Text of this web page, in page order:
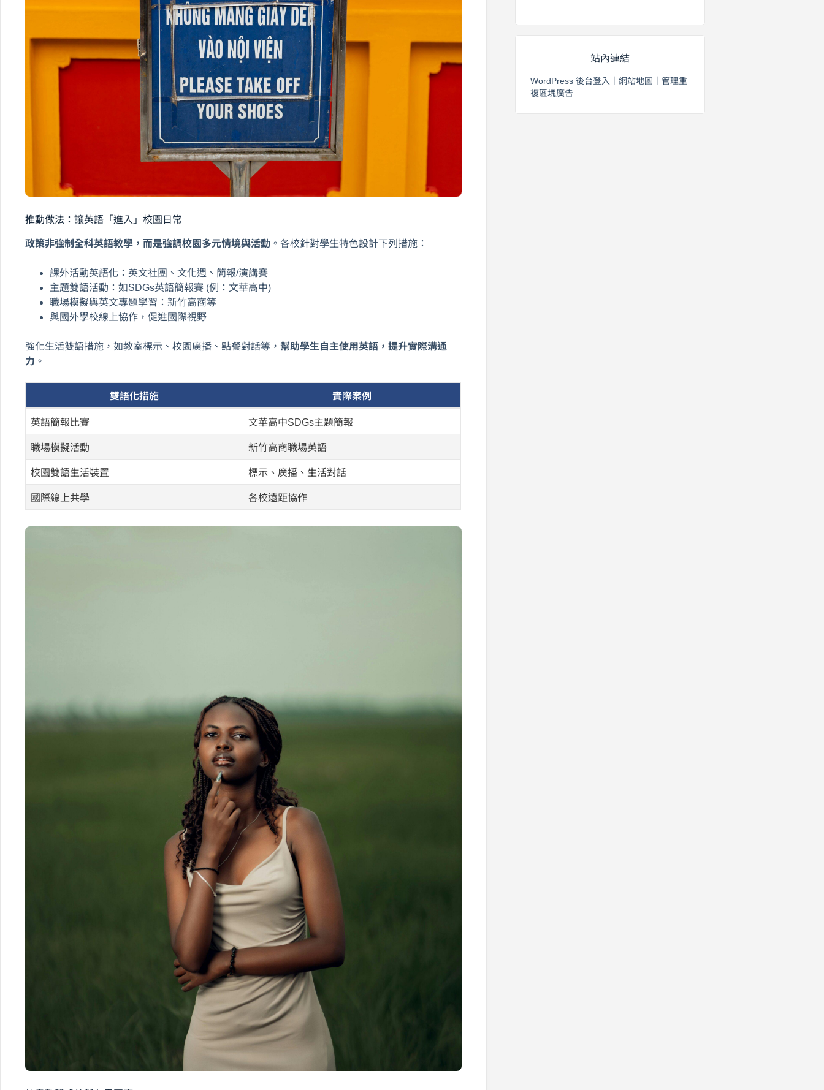
推動做法：讓英語「進入」校園日常
政策非強制全科英語教學，而是強調校園多元情境與活動 。各校針對學生特色設計下列措施：
課外活動英語化：英文社團、文化週、簡報/演講賽
主題雙語活動：如SDGs英語簡報賽 (例：文華高中)
職場模擬與英文專題學習：新竹高商等
與國外學校線上協作，促進國際視野
強化生活雙語措施，如教室標示、校園廣播、點餐對話等， 幫助學生自主使用英語，提升實際溝通
力 。
雙語化措施 實際案例
英語簡報比賽 文華高中SDGs主題簡報
職場模擬活動 新竹高商職場英語
校園雙語生活裝置 標示、廣播、生活對話
國際線上共學 各校遠距協作
站內連結
WordPress 後台登入 網站地圖
管理重
複區塊廣告